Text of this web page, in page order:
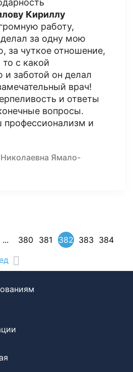
Кириллу
работу,
за одну мою
за чуткое отношение,
с какой
заботой он делал
врач!
и ответы
вопросы.
профессионализм и
Ямало-
... 380 381 382 383 384